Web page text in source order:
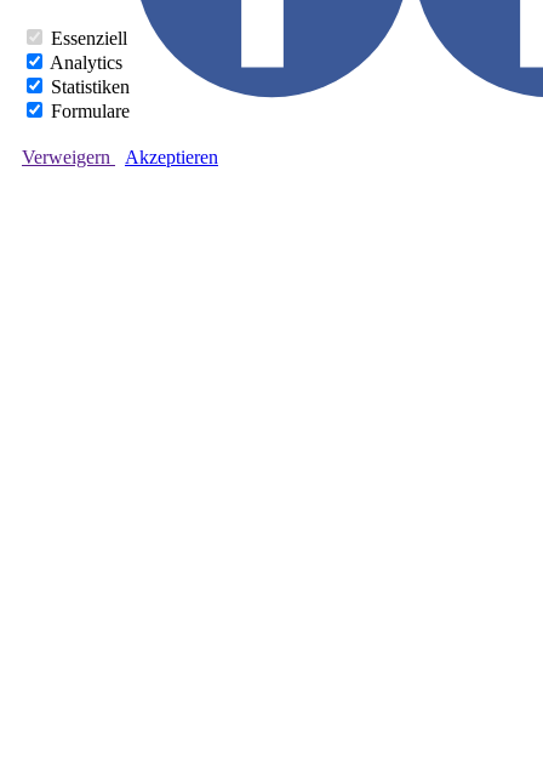
Essenziell
Analytics
Statistiken
Formulare
Verweigern Akzeptieren